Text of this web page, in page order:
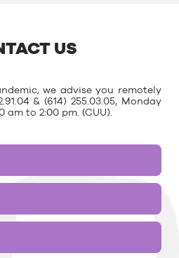
US
we advise you remotely
& (614) 255.03.05, Monday
to 2:00 pm. (CUU).